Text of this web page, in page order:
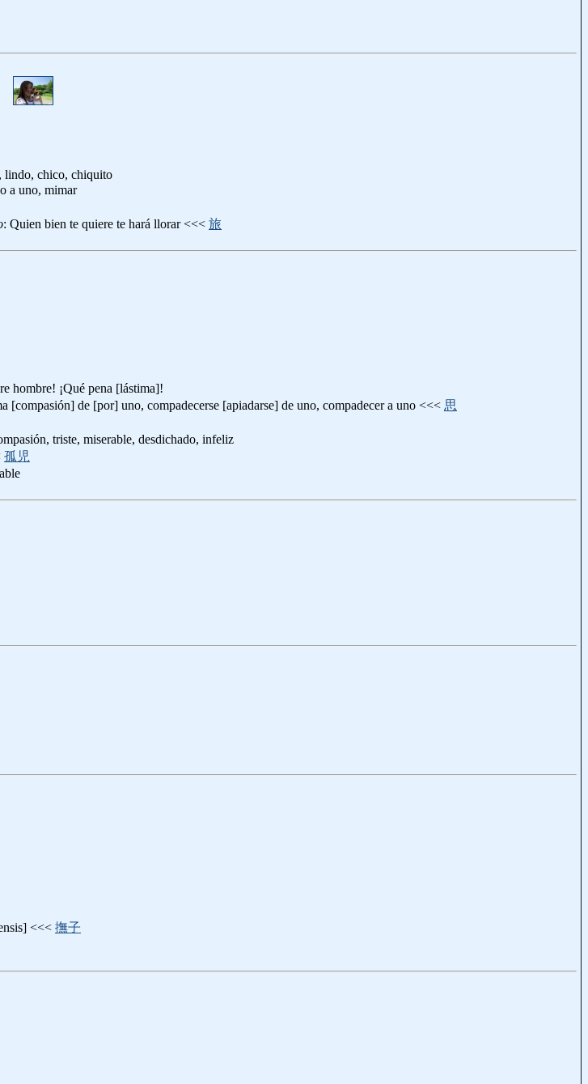
lindo, chico, chiquito
a uno, mimar
: Quien bien te quiere te hará llorar <<< 旅
hombre! ¡Qué pena [lástima]!
[compasión] de [por] uno, compadecerse [apiadarse] de uno, compadecer a uno <<< 思
triste, miserable, desdichado, infeliz
孤児
<<< 撫子